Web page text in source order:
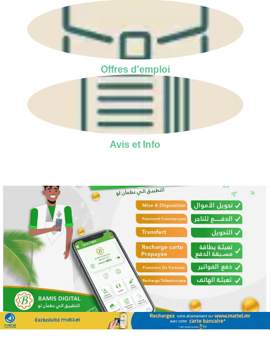
Offres d'emploi
Avis et Info